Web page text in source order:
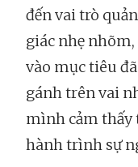
đến vai trò
giác nhẹ
vào mục tiêu
gánh trên vai
mình cảm thấy
hành trình sự